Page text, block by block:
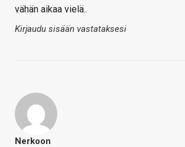
vähän aikaa vielä..
Kirjaudu sisään vastataksesi
Nerkoon